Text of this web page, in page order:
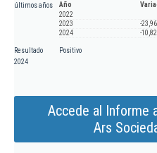
últimos años
Año
2022
2023
-
2024
-
Resultado
2024
Positivo
Accede al Informe
Ars